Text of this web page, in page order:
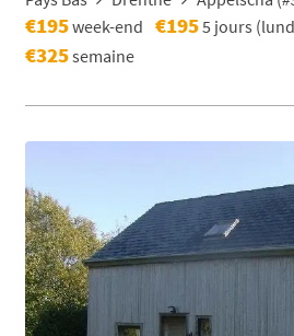
€195week-end €1955 jours
€325semaine